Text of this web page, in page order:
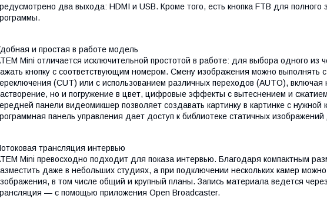
два выхода: HDMI и USB. Кроме того, есть кнопка FTB для полного
и простая в работе модель
Mini отличается исключительной простотой в работе: для выбора одного из
кнопку с соответствующим номером. Смену изображения можно выполнять
(CUT) или с использованием различных переходов (AUTO), включая
но и погружение в цвет, цифровые эффекты с вытеснением и
панели видеомикшер позволяет создавать картинку в картинке с
панель управления дает доступ к библиотеке статичных
трансляция интервью
Mini превосходно подходит для показа интервью. Благодаря компактным
даже в небольших студиях, а при подключении нескольких камер можно
в том числе общий и крупный планы. Запись материала ведется
— с помощью приложения Open Broadcaster.